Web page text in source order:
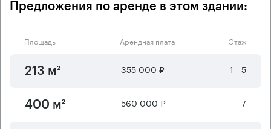
Предложения по аренде в этом здании:
Площадь Арендная плата Этаж
213 м² 355 000 ₽ 1 - 5
400 м² 560 000 ₽ 7